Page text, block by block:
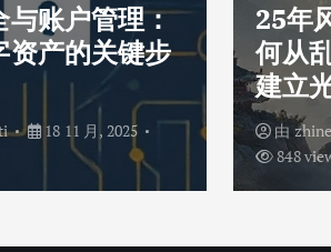
与账户管理：
资产的关键步
18 11 月, 2025
25年
何从
建立
由
848